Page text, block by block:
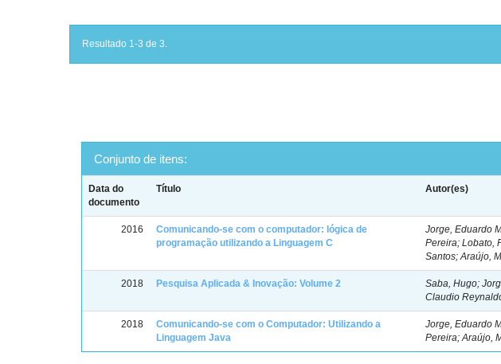
Resultado 1-3 de 3.
Conjunto de itens:
Data do
documento
Título Autor(es)
2016
Comunicando-se com o computador: lógica de
programação utilizando a Linguagem C
Jorge, Eduardo
Pereira; Lobato,
Santos; Araújo,
2018 Pesquisa Aplicada & Inovação: Volume 2
Saba, Hugo;
Claudio
2018
Comunicando-se com o Computador: Utilizando a
Linguagem Java
Jorge, Eduardo
Pereira; Araújo,